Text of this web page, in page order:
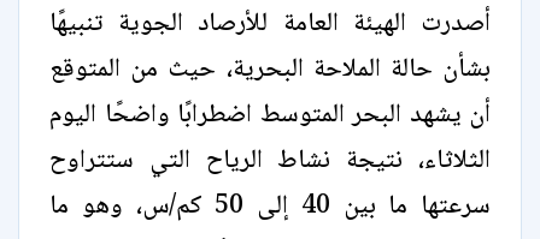
أصدرت الهيئة العامة للأرصاد الجوية تنبيهًا
بشأن حالة الملاحة البحرية، حيث من المتوقع
أن يشهد البحر المتوسط اضطرابًا واضحًا اليوم
الثلاثاء، نتيجة نشاط الرياح التي ستتراوح
سرعتها ما بين 40 إلى 50 كم/س، وهو ما